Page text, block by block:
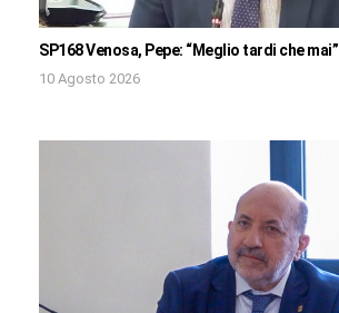
SP168 Venosa, Pepe: “Meglio tardi che mai”
10 Agosto 2026